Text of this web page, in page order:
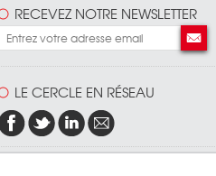
RECEVEZ NOTRE NEWSLETTER
LE CERCLE EN RÉSEAU